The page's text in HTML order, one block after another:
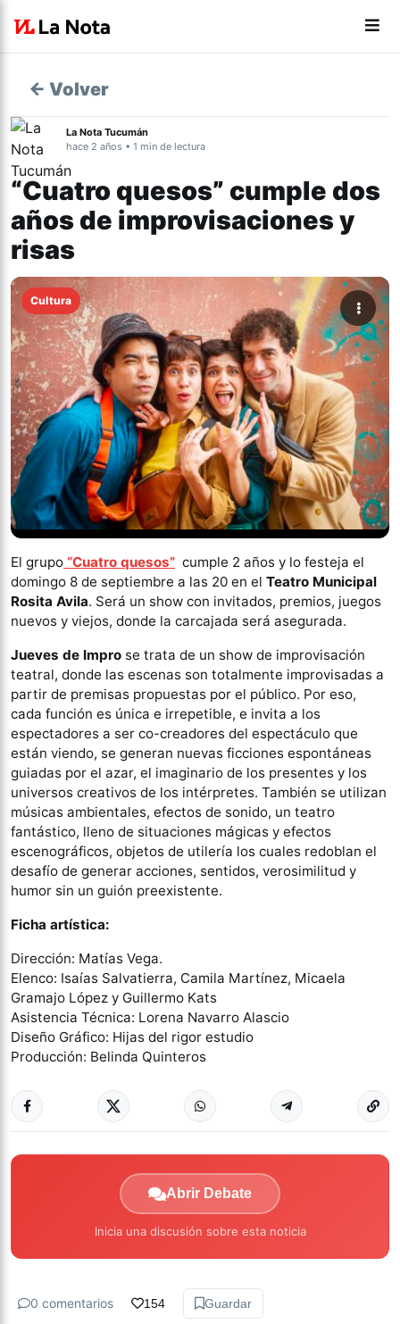
← Volver
La Nota Tucumán
hace 2 años • 1 min de lectura
“Cuatro quesos” cumple dos
años de improvisaciones y
risas
Cultura
El grupo “Cuatro quesos” cumple 2 años y lo festeja el
domingo 8 de septiembre a las 20 en el Teatro Municipal
Rosita Avila. Será un show con invitados, premios, juegos
nuevos y viejos, donde la carcajada será asegurada.
Jueves de Impro se trata de un show de improvisación
teatral, donde las escenas son totalmente improvisadas a
partir de premisas propuestas por el público. Por eso,
cada función es única e irrepetible, e invita a los
espectadores a ser co-creadores del espectáculo que
están viendo, se generan nuevas ficciones espontáneas
guiadas por el azar, el imaginario de los presentes y los
universos creativos de los intérpretes. También se utilizan
músicas ambientales, efectos de sonido, un teatro
fantástico, lleno de situaciones mágicas y efectos
escenográficos, objetos de utilería los cuales redoblan el
desafío de generar acciones, sentidos, verosimilitud y
humor sin un guión preexistente.
Ficha artística:
Dirección: Matías Vega.
Elenco: Isaías Salvatierra, Camila Martínez, Micaela
Gramajo López y Guillermo Kats
Asistencia Técnica: Lorena Navarro Alascio
Diseño Gráfico: Hijas del rigor estudio
Producción: Belinda Quinteros
Abrir Debate
Inicia una discusión sobre esta noticia
0 comentarios 154 Guardar